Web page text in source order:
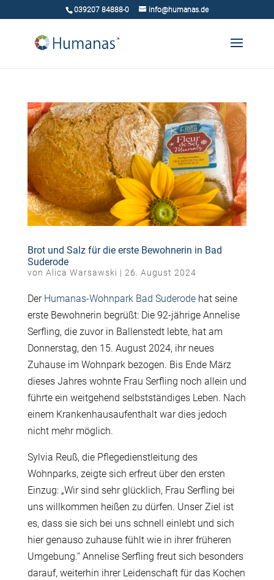
039207 84888-0 info@humanas.de
Brot und Salz für die erste Bewohnerin in Bad
Suderode
von Alica Warsawski | 26. August 2024
DerHumanas-Wohnpark Bad Suderodehat seine
erste Bewohnerin begrüßt: Die 92-jährige Annelise
Serfling, die zuvor in Ballenstedt lebte, hat am
Donnerstag, den 15. August 2024, ihr neues
Zuhause im Wohnpark bezogen. Bis Ende März
dieses Jahres wohnte Frau Serfling noch allein und
führte ein weitgehend selbstständiges Leben. Nach
einem Krankenhausaufenthalt war dies jedoch
nicht mehr möglich.
Sylvia Reuß, die Pflegedienstleitung des
Wohnparks, zeigte sich erfreut über den ersten
Einzug: „Wir sind sehr glücklich, Frau Serfling bei
uns willkommen heißen zu dürfen. Unser Ziel ist
es, dass sie sich bei uns schnell einlebt und sich
hier genauso zuhause fühlt wie in ihrer früheren
Umgebung.“ Annelise Serfling freut sich besonders
darauf, weiterhin ihrer Leidenschaft für das Kochen